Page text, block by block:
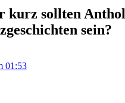
kurz sollten
sein?
01:53